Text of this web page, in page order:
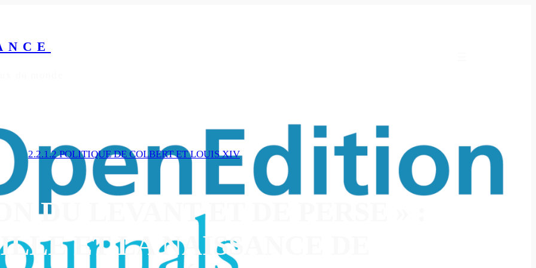
2.2.1.2 POLITIQUE DE COLBERT ET LOUIS XIV
DU LEVANT ET DE PERSE » :
ET LA NAISSANCE DE